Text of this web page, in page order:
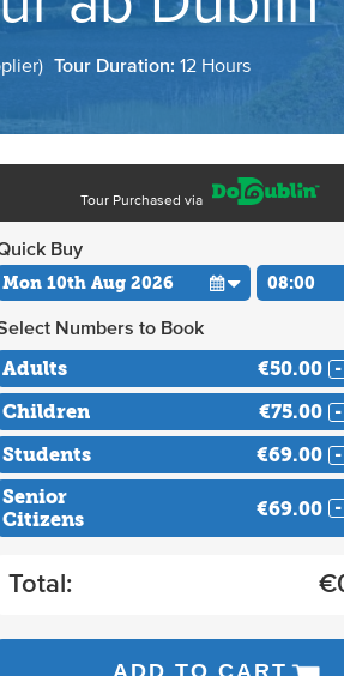
Tour Duration: 12 Hours
Tour Purchased via
Buy
Numbers to Book
Adults €50.00 -
Children €75.00 -
Students €69.00 -
Senior
Citizens
€69.00 -
Total: €
ADD TO CART